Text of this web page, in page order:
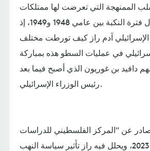
الممنهجة التي تعرضت لها ممتلكات
الفلسطينيين خلال فترة النكبة بين عامي 1948 و1949، إذ
آدم راز كيف تورطت مختلف
في عمليات السطو هذه بمباركة
دافيد بن غوريون الذي أصبح فيما بعد
رئيس الوزراء الإسرائيلي.
(10) صادر عن "المركز الفلسطيني للدراسات
الإسرائيلية" عام 2023، ويحلل فيه راز تأثير سياسة النهب